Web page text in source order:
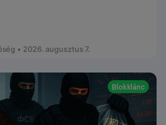
• 2026. augusztus 7.
Blokklánc